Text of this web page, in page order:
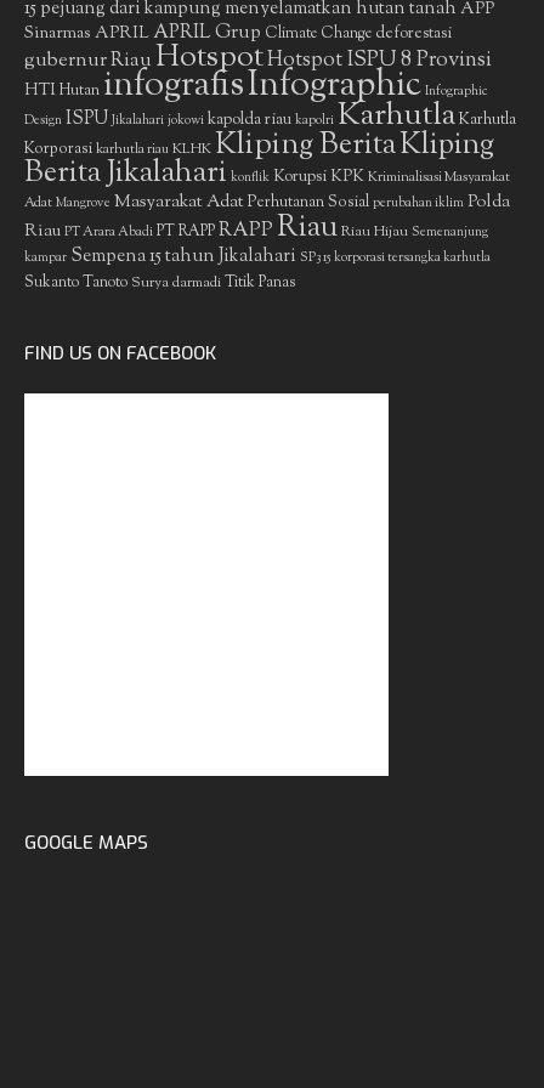
15 pejuang dari kampung menyelamatkan hutan tanah APP
Sinarmas APRIL APRIL Grup Climate Change deforestasi
gubernur RiauHotspotHotspot ISPU 8 Provinsi
HTIHutan infografisInfographic Infographic
Design ISPU Jikalahari jokowi kapolda riau kapolri KarhutlaKarhutla
Korporasikarhutla riauKLHKKliping BeritaKliping
Berita Jikalahari konflik Korupsi KPKKriminalisasi Masyarakat
Adat Mangrove Masyarakat AdatPerhutanan Sosial perubahan iklim Polda
Riau PT Arara Abadi PT RAPPRAPPRiauRiau Hijau Semenanjung
kampar Sempena 15 tahun Jikalahari SP3 15 korporasi tersangka karhutla
Sukanto Tanoto Surya darmadiTitik Panas
FIND US ON FACEBOOK
GOOGLE MAPS